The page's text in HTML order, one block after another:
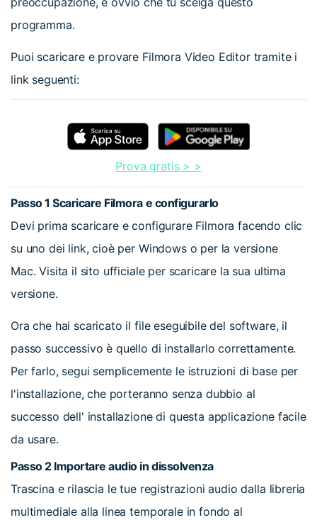
programma.
Puoi scaricare e provare Filmora Video Editor tramite i
link seguenti:
Prova gratis > >
Passo 1Scaricare Filmora e configurarlo
Devi prima scaricare e configurare Filmora facendo clic
su uno dei link, cioè per Windows o per la versione
Mac. Visita il sito ufficiale per scaricare la sua ultima
versione.
Ora che hai scaricato il file eseguibile del software, il
passo successivo è quello di installarlo correttamente.
Per farlo, segui semplicemente le istruzioni di base per
l'installazione, che porteranno senza dubbio al
successo dell' installazione di questa applicazione facile
da usare.
Passo 2 Importare audio in dissolvenza
Trascina e rilascia le tue registrazioni audio dalla libreria
multimediale alla linea temporale in fondo al